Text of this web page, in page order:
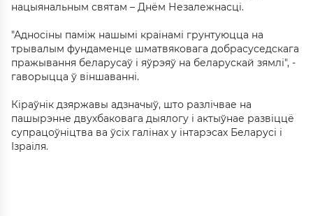
нацыянальным святам – Днём Незалежнасці.
"Адносіны паміж нашымі краінамі грунтуюцца на
трывалым фундаменце шматвяковага добрасуседскага
пражывання беларусаў і яўрэяў на беларускай зямлі", -
гаворыцца ў віншаванні.
Кіраўнік дзяржавы адзначыў, што разлічвае на
пашырэнне двухбаковага дыялогу і актыўнае развіццё
супрацоўніцтва ва ўсіх галінах у інтарэсах Беларусі і
Ізраіля.